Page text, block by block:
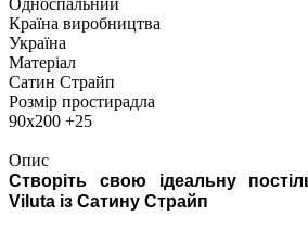
Односпальний
Країна виробництва
Україна
Матеріал
Сатин Страйп
Розмір простирадла
90х200 +25
Опис
Створіть свою ідеальну
Viluta із Сатину Страйп